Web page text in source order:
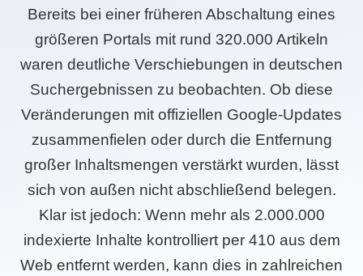
Bereits bei einer früheren Abschaltung eines
größeren Portals mit rund 320.000 Artikeln
waren deutliche Verschiebungen in deutschen
Suchergebnissen zu beobachten. Ob diese
Veränderungen mit offiziellen Google-Updates
zusammenfielen oder durch die Entfernung
großer Inhaltsmengen verstärkt wurden, lässt
sich von außen nicht abschließend belegen.
Klar ist jedoch: Wenn mehr als 2.000.000
indexierte Inhalte kontrolliert per 410 aus dem
Web entfernt werden, kann dies in zahlreichen